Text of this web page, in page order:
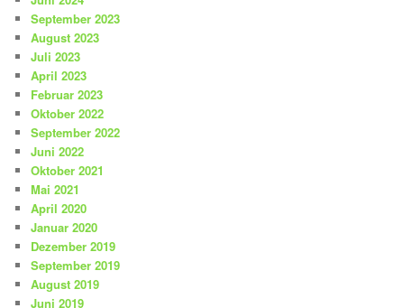
September 2023
August 2023
Juli 2023
April 2023
Februar 2023
Oktober 2022
September 2022
Juni 2022
Oktober 2021
Mai 2021
April 2020
Januar 2020
Dezember 2019
September 2019
August 2019
Juni 2019